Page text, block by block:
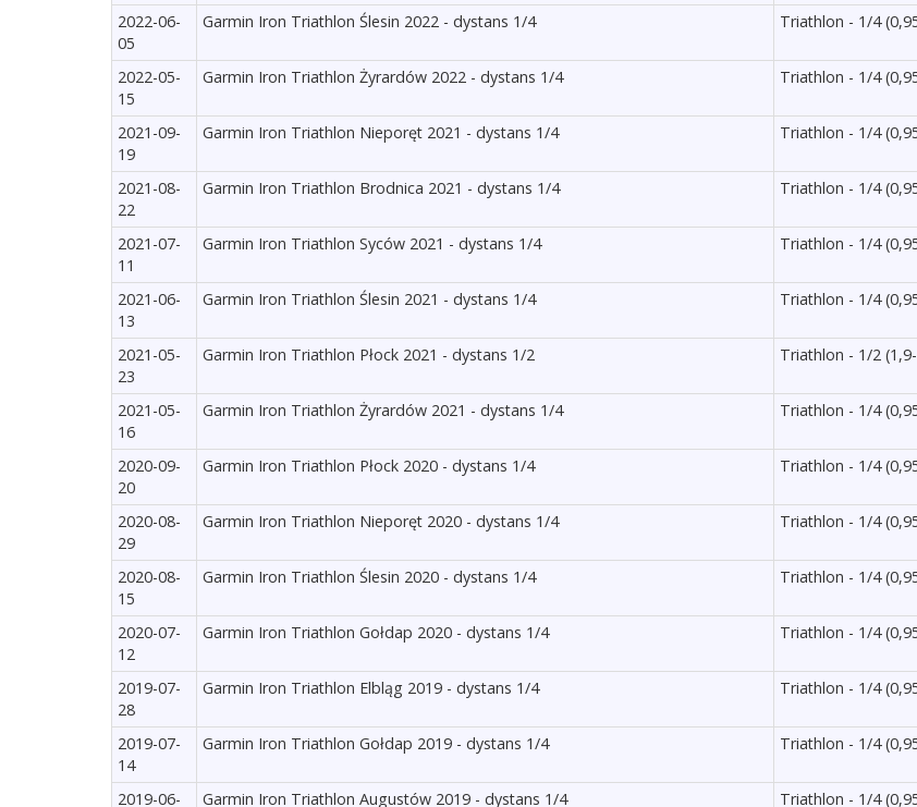
2022-06-
05
Garmin Iron Triathlon Ślesin 2022 - dystans 1/4 Triathlon - 1/4
2022-05-
15
Garmin Iron Triathlon Żyrardów 2022 - dystans 1/4 Triathlon - 1/4
2021-09-
19
Garmin Iron Triathlon Nieporęt 2021 - dystans 1/4 Triathlon - 1/4
2021-08-
22
Garmin Iron Triathlon Brodnica 2021 - dystans 1/4 Triathlon - 1/4
2021-07-
11
Garmin Iron Triathlon Syców 2021 - dystans 1/4 Triathlon - 1/4
2021-06-
13
Garmin Iron Triathlon Ślesin 2021 - dystans 1/4 Triathlon - 1/4
2021-05-
23
Garmin Iron Triathlon Płock 2021 - dystans 1/2 Triathlon - 1/2
2021-05-
16
Garmin Iron Triathlon Żyrardów 2021 - dystans 1/4 Triathlon - 1/4
2020-09-
20
Garmin Iron Triathlon Płock 2020 - dystans 1/4 Triathlon - 1/4
2020-08-
29
Garmin Iron Triathlon Nieporęt 2020 - dystans 1/4 Triathlon - 1/4
2020-08-
15
Garmin Iron Triathlon Ślesin 2020 - dystans 1/4 Triathlon - 1/4
2020-07-
12
Garmin Iron Triathlon Gołdap 2020 - dystans 1/4 Triathlon - 1/4
2019-07-
28
Garmin Iron Triathlon Elbląg 2019 - dystans 1/4 Triathlon - 1/4
2019-07-
14
Garmin Iron Triathlon Gołdap 2019 - dystans 1/4 Triathlon - 1/4
2019-06-
Garmin Iron Triathlon Augustów 2019 - dystans 1/4 Triathlon - 1/4